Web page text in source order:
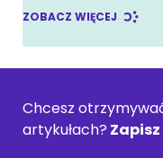
ZOBACZ WIĘCEJ
Chcesz
artykułach?